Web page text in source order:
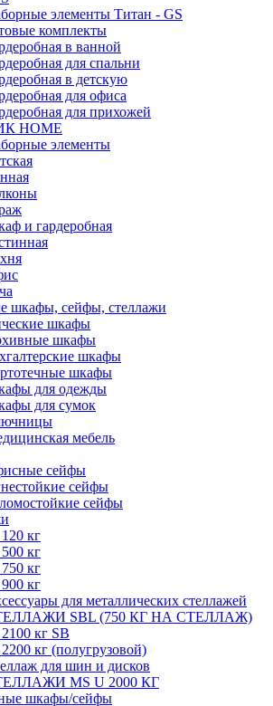
элементы Титан - GS
комплекты
в ванной
для спальни
в детскую
для офиса
для прихожей
HOME
элементы
и гардеробная
шкафы, сейфы, стеллажи
шкафы
шкафы
шкафы
шкафы
для одежды
для сумок
мебель
сейфы
сейфы
сейфы
кг
кг
кг
кг
для металлических стеллажей
SBL (750 КГ НА СТЕЛЛАЖ)
кг SB
кг (полугрузовой)
для шин и дисков
MS U 2000 КГ
шкафы/сейфы